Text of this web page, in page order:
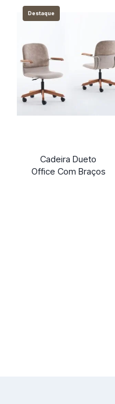
Destaque
Cadeira Dueto
Office Com Braços